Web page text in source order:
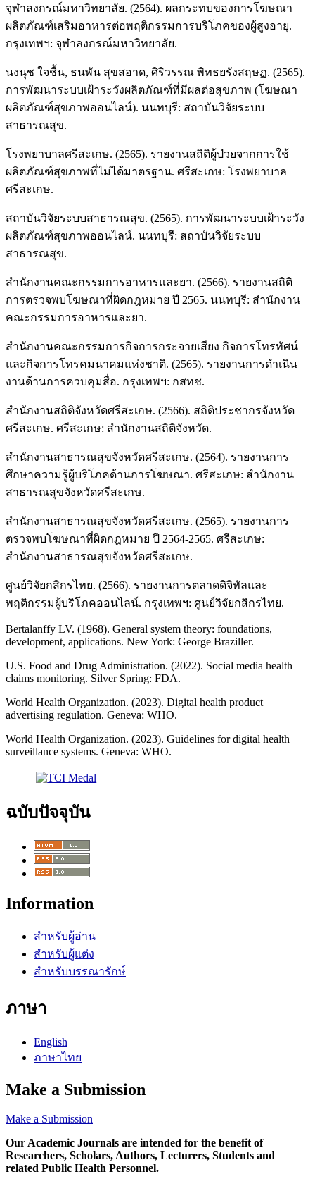
จุฬาลงกรณ์มหาวิทยาลัย. (2564). ผลกระทบของการโฆษณา
ผลิตภัณฑ์เสริมอาหารต่อพฤติกรรมการบริโภคของผู้สูงอายุ.
กรุงเทพฯ: จุฬาลงกรณ์มหาวิทยาลัย.
นงนุช ใจชื้น, ธนพัน สุขสอาด, ศิริวรรณ พิทธยรังสฤษฏ. (2565).
การพัฒนาระบบเฝ้าระวังผลิตภัณฑ์ที่มีผลต่อสุขภาพ (โฆษณา
ผลิตภัณฑ์สุขภาพออนไลน์). นนทบุรี: สถาบันวิจัยระบบ
สาธารณสุข.
โรงพยาบาลศรีสะเกษ. (2565). รายงานสถิติผู้ป่วยจากการใช้
ผลิตภัณฑ์สุขภาพที่ไม่ได้มาตรฐาน. ศรีสะเกษ: โรงพยาบาล
ศรีสะเกษ.
สถาบันวิจัยระบบสาธารณสุข. (2565). การพัฒนาระบบเฝ้าระวัง
ผลิตภัณฑ์สุขภาพออนไลน์. นนทบุรี: สถาบันวิจัยระบบ
สาธารณสุข.
สำนักงานคณะกรรมการอาหารและยา. (2566). รายงานสถิติ
การตรวจพบโฆษณาที่ผิดกฎหมาย ปี 2565. นนทบุรี: สำนักงาน
คณะกรรมการอาหารและยา.
สำนักงานคณะกรรมการกิจการกระจายเสียง กิจการโทรทัศน์
และกิจการโทรคมนาคมแห่งชาติ. (2565). รายงานการดำเนิน
งานด้านการควบคุมสื่อ. กรุงเทพฯ: กสทช.
สำนักงานสถิติจังหวัดศรีสะเกษ. (2566). สถิติประชากรจังหวัด
ศรีสะเกษ. ศรีสะเกษ: สำนักงานสถิติจังหวัด.
สำนักงานสาธารณสุขจังหวัดศรีสะเกษ. (2564). รายงานการ
ศึกษาความรู้ผู้บริโภคด้านการโฆษณา. ศรีสะเกษ: สำนักงาน
สาธารณสุขจังหวัดศรีสะเกษ.
สำนักงานสาธารณสุขจังหวัดศรีสะเกษ. (2565). รายงานการ
ตรวจพบโฆษณาที่ผิดกฎหมาย ปี 2564-2565. ศรีสะเกษ:
สำนักงานสาธารณสุขจังหวัดศรีสะเกษ.
ศูนย์วิจัยกสิกรไทย. (2566). รายงานการตลาดดิจิทัลและ
พฤติกรรมผู้บริโภคออนไลน์. กรุงเทพฯ: ศูนย์วิจัยกสิกรไทย.
Bertalanffy LV. (1968). General system theory: foundations,
development, applications. New York: George Braziller.
U.S. Food and Drug Administration. (2022). Social media health
claims monitoring. Silver Spring: FDA.
World Health Organization. (2023). Digital health product
advertising regulation. Geneva: WHO.
World Health Organization. (2023). Guidelines for digital health
surveillance systems. Geneva: WHO.
ฉบับปัจจุบัน
Information
สำหรับผู้อ่าน
สำหรับผู้แต่ง
สำหรับบรรณารักษ์
ภาษา
English
ภาษาไทย
Make a Submission
Make a Submission
Our Academic Journals are intended for the benefit of
Researchers, Scholars, Authors, Lecturers, Students and
related Public Health Personnel.